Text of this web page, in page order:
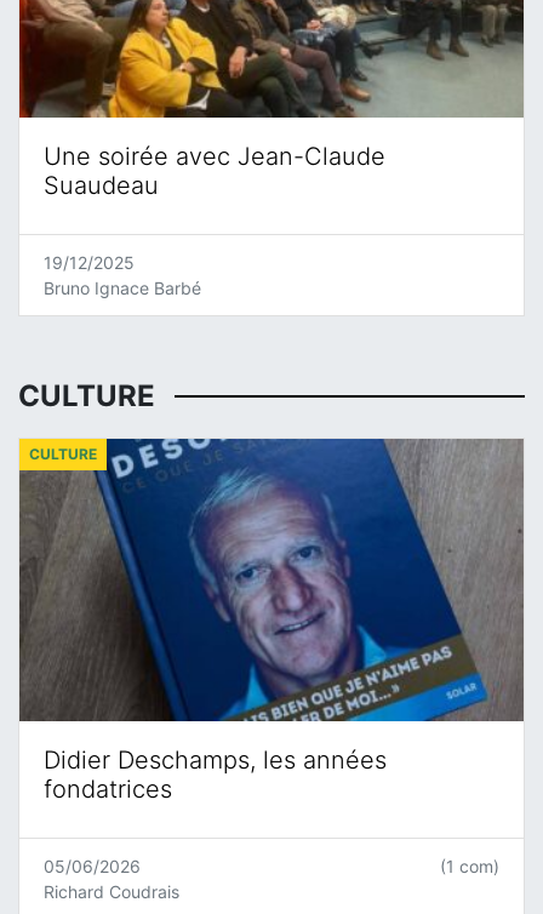
Une soirée avec Jean-Claude
Suaudeau
19/12/2025
Bruno Ignace Barbé
CULTURE
Didier Deschamps, les années
fondatrices
CULTURE
05/06/2026
Richard Coudrais
(1 com)